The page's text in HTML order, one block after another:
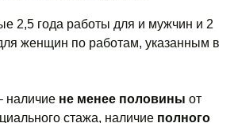
2,5 года работы для и мужчин и 2
женщин по работам, указанным в
наличие не менее половины от
стажа, наличие полного